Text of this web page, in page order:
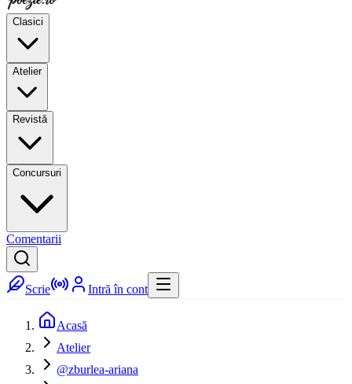
Clasici
Atelier
Revistă
Concursuri
Comentarii
Scrie Intră în cont
Acasă
Atelier
@zburlea-ariana